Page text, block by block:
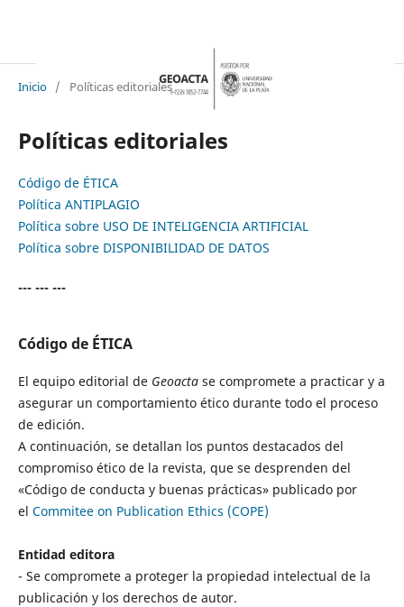
Inicio / Políticas editoriales
Políticas editoriales
Código de ÉTICA
Política ANTIPLAGIO
Política sobre USO DE INTELIGENCIA ARTIFICIAL
Política sobre DISPONIBILIDAD DE DATOS
--- --- ---
Código de ÉTICA
El equipo editorial de Geoactase compromete a practicar y a
asegurar un comportamiento ético durante todo el proceso
de edición.
A continuación, se detallan los puntos destacados del
compromiso ético de la revista, que se desprenden del
«Código de conducta y buenas prácticas» publicado por
el Commitee on Publication Ethics (COPE)
Entidad editora
- Se compromete a proteger la propiedad intelectual de la
publicación y los derechos de autor.